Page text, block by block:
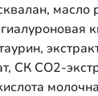
CК СО2-